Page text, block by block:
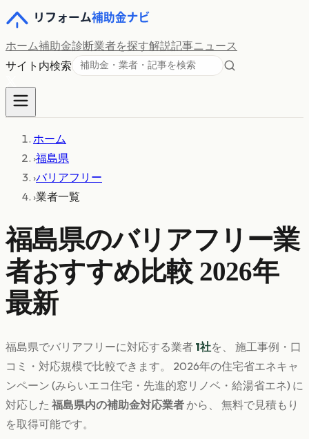
ホーム補助金診断業者を探す解説記事ニュース
サイト内検索
ホーム
›福島県
›バリアフリー
›業者一覧
福島県のバリアフリー業
者おすすめ比較 2026年
最新
福島県でバリアフリーに対応する業者 1社を、 施工事例・口
コミ・対応規模で比較できます。 2026年の住宅省エネキャ
ンペーン (みらいエコ住宅・先進的窓リノベ・給湯省エネ) に
対応した 福島県内の補助金対応業者から、 無料で見積もり
を取得可能です。